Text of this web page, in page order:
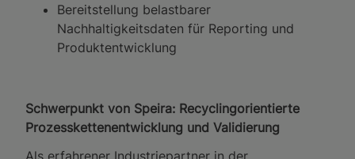
Bereitstellung belastbarer
Nachhaltigkeitsdaten für Reporting und
Produktentwicklung
Schwerpunkt von Speira: Recyclingorientierte
Prozesskettenentwicklung und Validierung
Als erfahrener Industriepartner in der